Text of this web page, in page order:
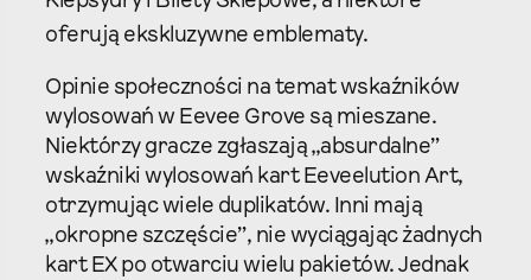
oferują ekskluzywne emblematy.
Opinie społeczności na temat wskaźników
wylosowań w Eevee Grove są mieszane.
Niektórzy gracze zgłaszają „absurdalne”
wskaźniki wylosowań kart Eeveelution Art,
otrzymując wiele duplikatów. Inni mają
„okropne szczęście”, nie wyciągając żadnych
kart EX po otwarciu wielu pakietów. Jednak